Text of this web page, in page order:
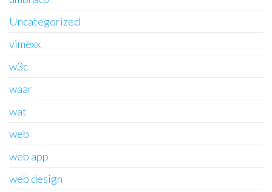
Uncategorized
vimexx
w3c
waar
wat
web
web app
web design